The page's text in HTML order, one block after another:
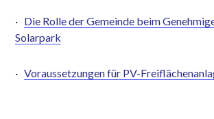
· Die Rolle der Gemeinde beim
Solarpark
·Voraussetzungen für PV-